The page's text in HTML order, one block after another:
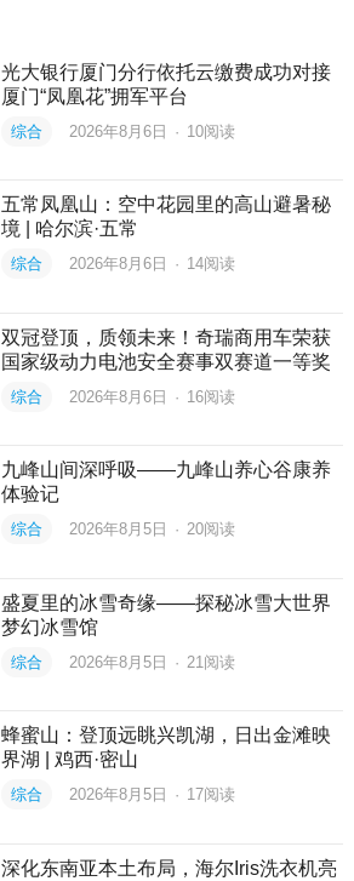
光大银行厦门分行依托云缴费成功对接
厦门“凤凰花”拥军平台
综合 2026年8月6日 · 10阅读
五常凤凰山：空中花园里的高山避暑秘
境 | 哈尔滨·五常
综合 2026年8月6日 · 14阅读
双冠登顶，质领未来！奇瑞商用车荣获
国家级动力电池安全赛事双赛道一等奖
综合 2026年8月6日 · 16阅读
九峰山间深呼吸——九峰山养心谷康养
体验记
综合 2026年8月5日 · 20阅读
盛夏里的冰雪奇缘——探秘冰雪大世界
梦幻冰雪馆
综合 2026年8月5日 · 21 阅读
蜂蜜山：登顶远眺兴凯湖，日出金滩映
界湖 | 鸡西·密山
综合 2026年8月5日 · 17阅读
深化东南亚本土布局，海尔Iris洗衣机亮